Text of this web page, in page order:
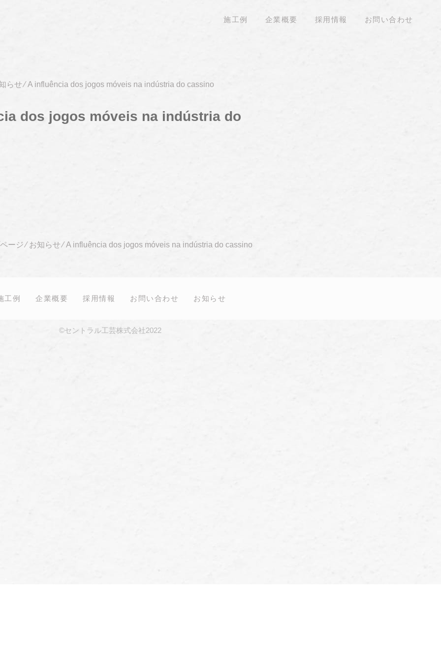
施工例 企業概要 採用情報 お問い合わせ
らせ⁄A influência dos jogos móveis na indústria do cassino
dos jogos móveis na indústria do
ージ⁄ お知らせ⁄A influência dos jogos móveis na indústria do cassino
工例 企業概要 採用情報 お問い合わせ お知らせ
©セントラル工芸株式会社2022